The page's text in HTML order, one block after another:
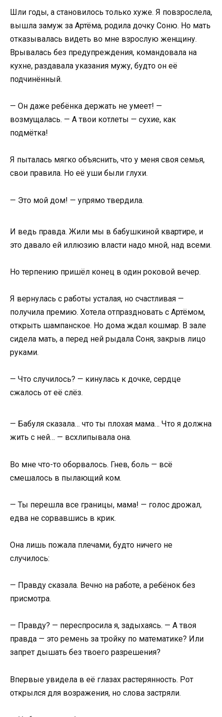
Шли годы, а становилось только хуже. Я повзрослела,
вышла замуж за Артёма, родила дочку Соню. Но мать
отказывалась видеть во мне взрослую женщину.
Врывалась без предупреждения, командовала на
кухне, раздавала указания мужу, будто он её
подчинённый.
— Он даже ребёнка держать не умеет! —
возмущалась. — А твои котлеты — сухие, как
подмётка!
Я пыталась мягко объяснить, что у меня своя семья,
свои правила. Но её уши были глухи.
— Это мой дом! — упрямо твердила.
И ведь правда. Жили мы в бабушкиной квартире, и
это давало ей иллюзию власти надо мной, над всеми.
Но терпению пришёл конец в один роковой вечер.
Я вернулась с работы усталая, но счастливая —
получила премию. Хотела отпраздновать с Артёмом,
открыть шампанское. Но дома ждал кошмар. В зале
сидела мать, а перед ней рыдала Соня, закрыв лицо
руками.
— Что случилось? — кинулась к дочке, сердце
сжалось от её слёз.
— Бабуля сказала… что ты плохая мама… Что я должна
жить с ней… — всхлипывала она.
Во мне что-то оборвалось. Гнев, боль — всё
смешалось в пылающий ком.
— Ты перешла все границы, мама! — голос дрожал,
едва не сорвавшись в крик.
Она лишь пожала плечами, будто ничего не
случилось:
— Правду сказала. Вечно на работе, а ребёнок без
присмотра.
— Правду? — переспросила я, задыхаясь. — А твоя
правда — это ремень за тройку по математике? Или
запрет дышать без твоего разрешения?
Впервые увидела в её глазах растерянность. Рот
открылся для возражения, но слова застряли.